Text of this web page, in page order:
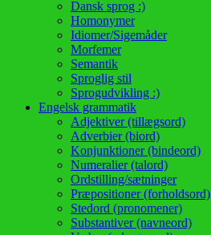
Dansk sprog :)
Homonymer
Idiomer/Sigemåder
Morfemer
Semantik
Sproglig stil
Sprogudvikling :)
Engelsk grammatik
Adjektiver (tillægsord)
Adverbier (biord)
Konjunktioner (bindeord)
Numeralier (talord)
Ordstilling/sætninger
Præpositioner (forholdsord)
Stedord (pronomener)
Substantiver (navneord)